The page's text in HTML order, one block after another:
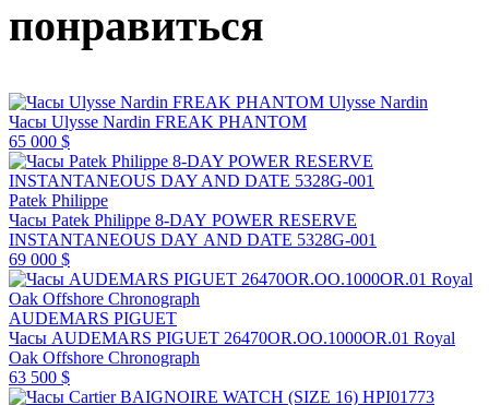
понравиться
Ulysse Nardin
Часы Ulysse Nardin FREAK PHANTOM
65 000 $
Patek Philippe
Часы Patek Philippe 8-DAY POWER RESERVE
INSTANTANEOUS DAY AND DATE 5328G-001
69 000 $
AUDEMARS PIGUET
Часы AUDEMARS PIGUET 26470OR.OO.1000OR.01 Royal
Oak Offshore Chronograph
63 500 $